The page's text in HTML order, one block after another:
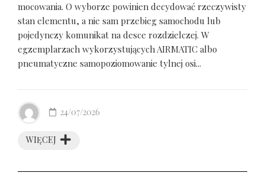
mocowania. O wyborze powinien decydować rzeczywisty
stan elementu, a nie sam przebieg samochodu lub
pojedynczy komunikat na desce rozdzielczej. W
egzemplarzach wykorzystujących AIRMATIC albo
pneumatyczne samopoziomowanie tylnej osi...
WIĘCEJ
24/07/2026